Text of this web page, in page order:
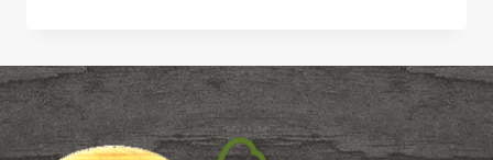
CUSTOMER
FIRST